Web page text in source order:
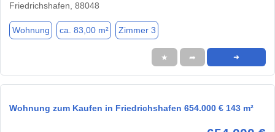
Friedrichshafen, 88048
Wohnung ca. 83,00 m² Zimmer 3
★ ➦ ➜
Wohnung zum Kaufen in Friedrichshafen 654.000 € 143 m²